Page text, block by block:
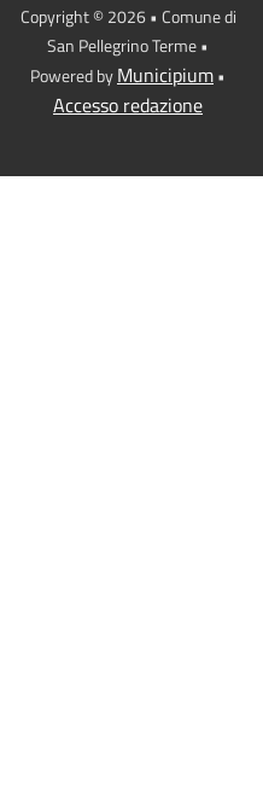
Copyright © 2026 • Comune di
San Pellegrino Terme •
Powered byMunicipium•
Accesso redazione